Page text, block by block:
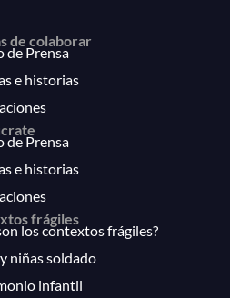
de colaborar
de Prensa
e historias
de Prensa
e historias
frágiles
los contextos frágiles?
niñas soldado
infantil